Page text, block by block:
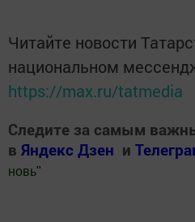
Читайте новости
национальном
https://max.ru/tatmedia
Следите за самым
в Яндекс Дзен и
новь"